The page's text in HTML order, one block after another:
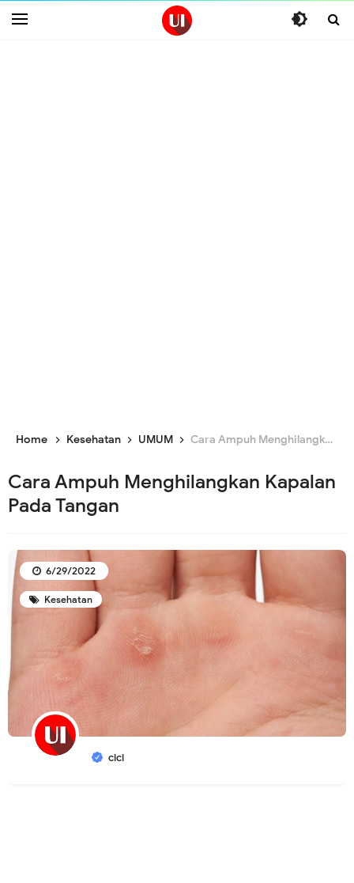
Home Kesehatan UMUM Cara Ampuh Menghilangkan Kapalan Pada Tangan
Cara Ampuh Menghilangkan Kapalan
Pada Tangan
Kesehatan
cici
6/29/2022